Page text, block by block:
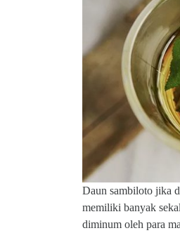
Daun sambiloto jika
memiliki banyak
diminum oleh para